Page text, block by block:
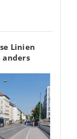
Linien
anders